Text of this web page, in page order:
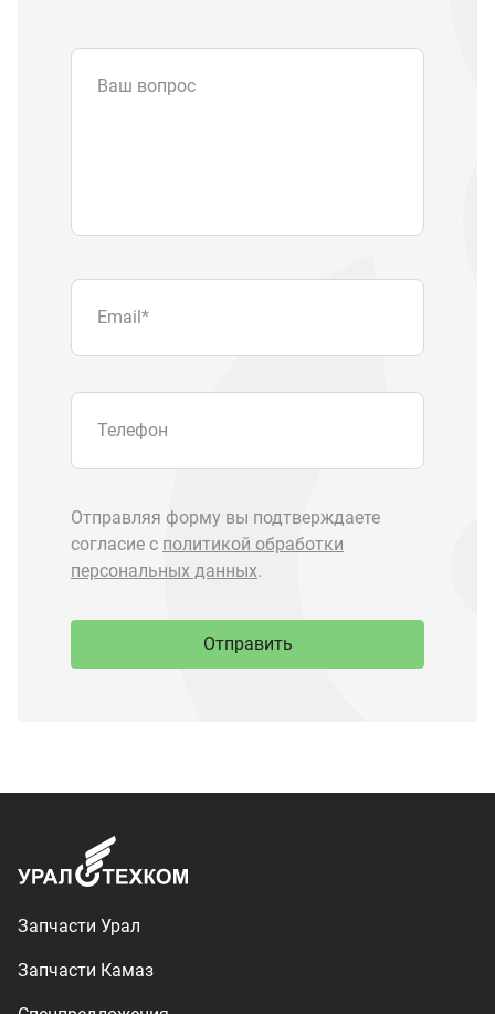
Ваш вопрос
Запчасти Урал
Запчасти Камаз
Спецпредложения
Доставка и оплата
utkm@mail.ru
ул. Нижнезаречная, 71